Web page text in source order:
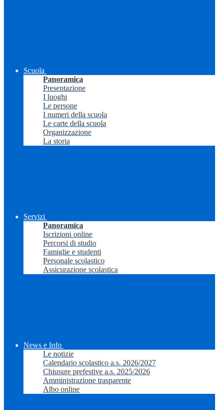
Scuola
Panoramica
Presentazione
I luoghi
Le persone
I numeri della scuola
Le carte della scuola
Organizzazione
La storia
Servizi
Panoramica
Iscrizioni online
Percorsi di studio
Famiglie e studenti
Personale scolastico
Assicurazione scolastica
News e Info
Le notizie
Calendario scolastico a.s. 2026/2027
Chiusure prefestive a.s. 2025/2026
Amministrazione trasparente
Albo online